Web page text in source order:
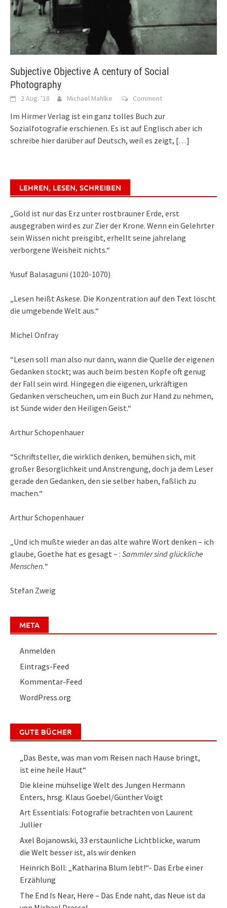
Subjective Objective A century of Social
Photography
2 Aug. ’18 Michael Mahlke Comment
Im Hirmer Verlag ist ein ganz tolles Buch zur
Sozialfotografie erschienen. Es ist auf Englisch aber ich
schreibe hier darüber auf Deutsch, weil es zeigt, […]
LEHREN, LESEN, SCHREIBEN
„Gold ist nur das Erz unter rostbrauner Erde, erst
ausgegraben wird es zur Zier der Krone. Wenn ein Gelehrter
sein Wissen nicht preisgibt, erhellt seine jahrelang
verborgene Weisheit nichts.“
Yusuf Balasaguni (1020-1070)
„Lesen heißt Askese. Die Konzentration auf den Text löscht
die umgebende Welt aus.“
Michel Onfray
“Lesen soll man also nur dann, wann die Quelle der eigenen
Gedanken stockt; was auch beim besten Kopfe oft genug
der Fall sein wird. Hingegen die eigenen, urkräftigen
Gedanken verscheuchen, um ein Buch zur Hand zu nehmen,
ist Sünde wider den Heiligen Geist.“
Arthur Schopenhauer
“Schriftsteller, die wirklich denken, bemühen sich, mit
großer Besorglichkeit und Anstrengung, doch ja dem Leser
gerade den Gedanken, den sie selber haben, faßlich zu
machen.“
Arthur Schopenhauer
„Und ich mußte wieder an das alte wahre Wort denken – ich
glaube, Goethe hat es gesagt – : Sammler sind glückliche
Menschen.“
Stefan Zweig
META
Anmelden
Eintrags-Feed
Kommentar-Feed
WordPress.org
GUTE BÜCHER
„Das Beste, was man vom Reisen nach Hause bringt,
ist eine heile Haut“
Die kleine mühselige Welt des Jungen Hermann
Enters, hrsg. Klaus Goebel/Günther Voigt
Art Essentials: Fotografie betrachten von Laurent
Jullier
Axel Bojanowski, 33 erstaunliche Lichtblicke, warum
die Welt besser ist, als wir denken
Heinrich Böll: „Katharina Blum lebt!“- Das Erbe einer
Erzählung
The End Is Near, Here – Das Ende naht, das Neue ist da